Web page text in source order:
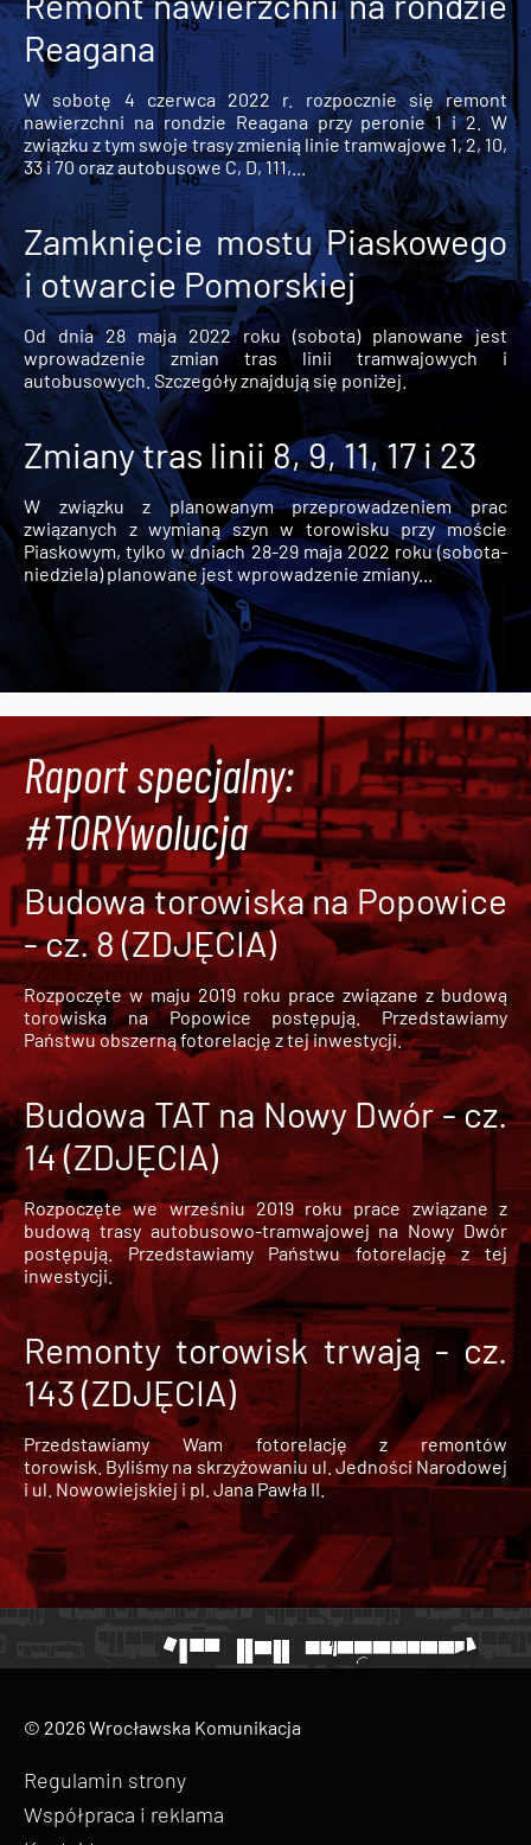
Reagana
W sobotę 4 czerwca 2022 r. rozpocznie się remont
nawierzchni na rondzie Reagana przy peronie 1 i 2. W
związku z tym swoje trasy zmienią linie tramwajowe 1, 2, 10,
33 i 70 oraz autobusowe C, D, 111,...
Zamknięcie mostu Piaskowego
i otwarcie Pomorskiej
Od dnia 28 maja 2022 roku (sobota) planowane jest
wprowadzenie zmian tras linii tramwajowych i
autobusowych. Szczegóły znajdują się poniżej.
Zmiany tras linii 8, 9, 11, 17 i 23
W związku z planowanym przeprowadzeniem prac
związanych z wymianą szyn w torowisku przy moście
Piaskowym, tylko w dniach 28-29 maja 2022 roku (sobota-
niedziela) planowane jest wprowadzenie zmiany...
Raport specjalny:
#TORYwolucja
Budowa torowiska na Popowice
- cz. 8 (ZDJĘCIA)
Rozpoczęte w maju 2019 roku prace związane z budową
torowiska na Popowice
postępują. Przedstawiamy
Państwu obszerną fotorelację z tej inwestycji.
Budowa TAT na Nowy Dwór - cz.
14 (ZDJĘCIA)
Rozpoczęte we wrześniu 2019 roku prace związane z
budową trasy autobusowo-tramwajowej na Nowy Dwór
postępują. Przedstawiamy Państwu fotorelację z tej
inwestycji.
Remonty torowisk trwają - cz.
143 (ZDJĘCIA)
Przedstawiamy Wam fotorelację z remontów
torowisk. Byliśmy na skrzyżowaniu ul. Jedności Narodowej
i ul. Nowowiejskiej i pl. Jana Pawła II.
© 2026 Wrocławska Komunikacja
Regulamin strony
Współpraca i reklama